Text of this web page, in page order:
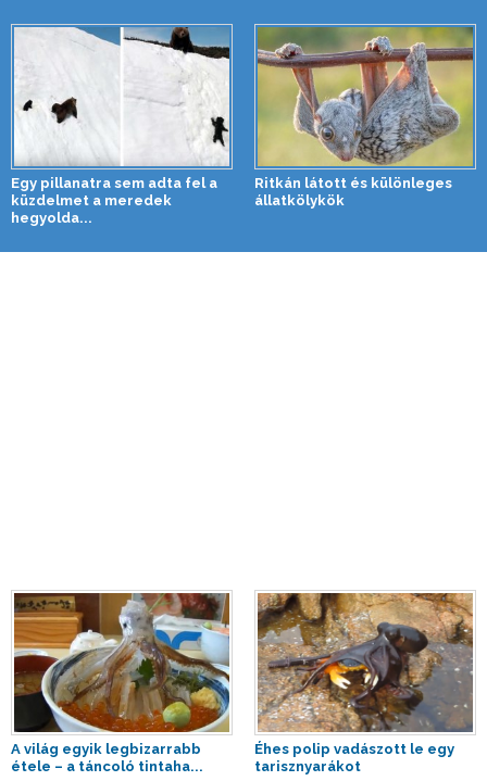
Egy pillanatra sem adta fel a
küzdelmet a meredek
hegyolda...
Ritkán látott és különleges
állatkölykök
A világ egyik legbizarrabb
étele – a táncoló tintaha...
Éhes polip vadászott le egy
tarisznyarákot